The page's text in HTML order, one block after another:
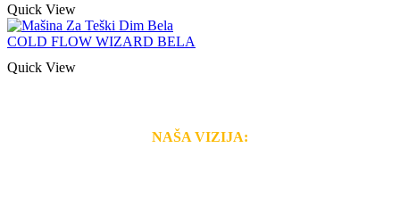
Quick View
COLD FLOW WIZARD BELA
Quick View
NAŠA VIZIJA: